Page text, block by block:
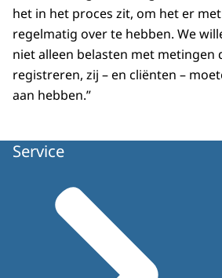
het in het proces zit, om het er
regelmatig over te hebben. We
niet alleen belasten met metingen
registreren, zij – en cliënten –
aan hebben.”
Service